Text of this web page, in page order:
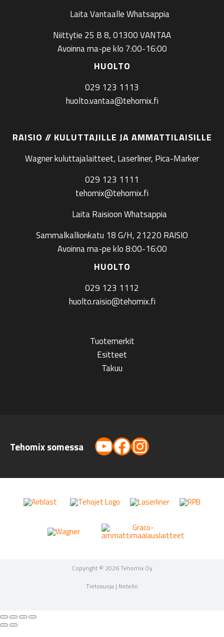
Laita Vantaalle Whatsappia
Niittytie 25 B 8, 01300 VANTAA
Avoinna ma-pe klo 7:00-16:00
HUOLTO
029 123 1113
huolto.vantaa@tehomix.fi
RAISIO // KULUTTAJILLE JA AMMATTILAISILLE
Wagner kuluttajalaitteet, Laserliner, Pica-Marker
029 123 1111
tehomix@tehomix.fi
Laita Raisioon Whatsappia
Sammalkallionkatu 18 G/H, 21220 RAISIO
Avoinna ma-pe klo 8:00-16:00
HUOLTO
029 123 1112
huolto.raisio@tehomix.fi
Tuotemerkit
Esitteet
Takuu
Tehomix somessa YouTube
Facebook
Instagram
Copyright © 2026 Tehomix Oy
Tietosuoja | Netello